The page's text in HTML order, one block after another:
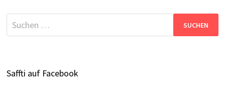
Suchen
nach:
Saffti auf Facebook